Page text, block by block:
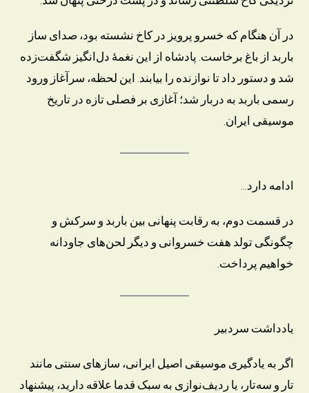
در آن هنگام که خسرو پرویز در کاخ نشسته بود، صدای ساز
باربد از باغ برخاست. پادشاه از این نغمهٔ دل‌انگیز شگفت‌زده
شد و دستور داد تا نوازنده را بیابند. این لحظه، سرآغاز ورود
رسمی باربد به دربار شد؛ آغازی بر فصلی تازه در تاریخ
موسیقی ایران.
ادامه دارد…
در قسمت دوم، به رقابت پنهانی بین باربد و سرکش و
چگونگی تولد هفت خسروانی و دیگر لحن‌های جاودانه
خواهیم پرداخت.
یادداشت سردبیر
اگر به یادگیری موسیقی اصیل ایرانی، سازهای سنتی مانند
تار و سه‌تار، یا ردیف‌نوازی به سبک قدما علاقه دارید، پیشنهاد